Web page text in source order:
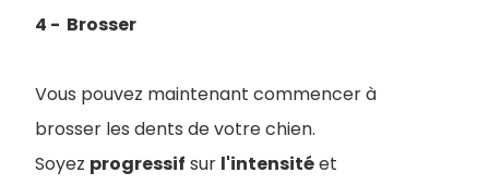
4 - Brosser
Vous pouvez maintenant commencer à
brosser les dents de votre chien.
Soyez progressif sur l'intensitéet